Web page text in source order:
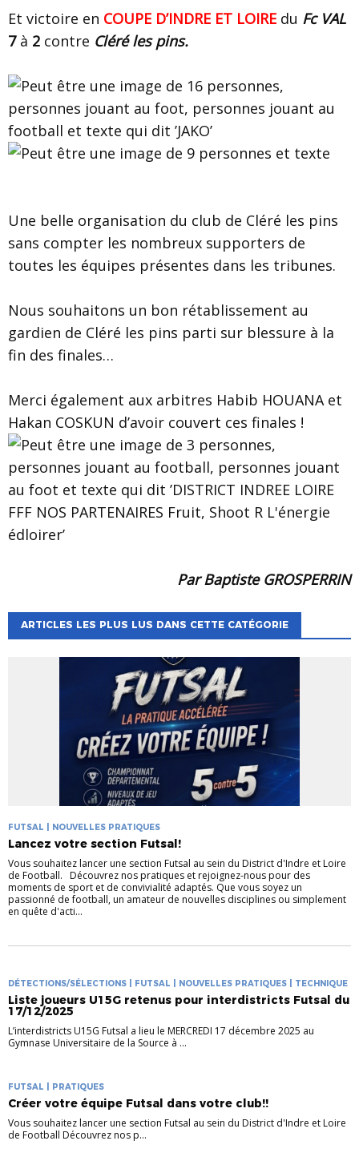
Et victoire en COUPE D’INDRE ET LOIRE du Fc VAL
7à 2 contre Cléré les pins.
Une belle organisation du club de Cléré les pins
sans compter les nombreux supporters de
toutes les équipes présentes dans les tribunes.
Nous souhaitons un bon rétablissement au
gardien de Cléré les pins parti sur blessure à la
fin des finales…
Merci également aux arbitres Habib HOUANA et
Hakan COSKUN d’avoir couvert ces finales !
Par Baptiste GROSPERRIN
ARTICLES LES PLUS LUS DANS CETTE CATÉGORIE
FUTSAL | NOUVELLES PRATIQUES
Lancez votre section Futsal!
Vous souhaitez lancer une section Futsal au sein du District d'Indre et Loire
de Football. Découvrez nos pratiques et rejoignez-nous pour des
moments de sport et de convivialité adaptés. Que vous soyez un
passionné de football, un amateur de nouvelles disciplines ou simplement
en quête d'acti...
DÉTECTIONS/SÉLECTIONS | FUTSAL | NOUVELLES PRATIQUES | TECHNIQUE
Liste joueurs U15G retenus pour interdistricts Futsal du
17/12/2025
L’interdistricts U15G Futsal a lieu le MERCREDI 17 décembre 2025 au
Gymnase Universitaire de la Source à ...
FUTSAL | PRATIQUES
Créer votre équipe Futsal dans votre club!!
Vous souhaitez lancer une section Futsal au sein du District d'Indre et Loire
de Football Découvrez nos p...